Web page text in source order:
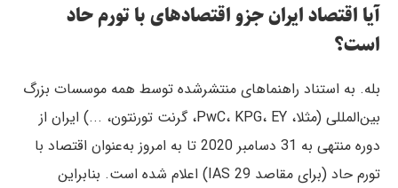
آیا اقتصاد ایران جزو اقتصادهای با تورم حاد
است؟
بله. به استناد راهنماهای منتشرشده توسط همه موسسات بزرگ
بین‌المللی (مثلا، PwC، KPG، EY، گرنت تورنتون، ...) ایران از
دوره منتهی به 31 دسامبر 2020 تا به امروز به‌عنوان اقتصاد با
تورم حاد (برای مقاصد IAS 29) اعلام شده است. بنابراین